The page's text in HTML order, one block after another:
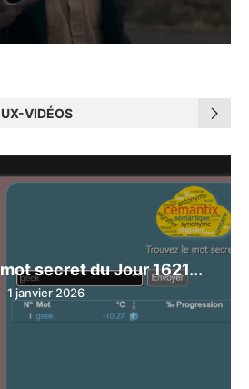
VIDÉOS
secret du Jour 1621...
1 janvier 2026